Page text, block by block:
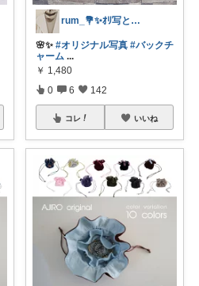
rum_💐✨️ｵﾘ写とお買物🪷✨️
🌸✨️ #オリジナル写真 #バックチ
ャーム ...
￥ 1,480
0 6 142
コレ いいね